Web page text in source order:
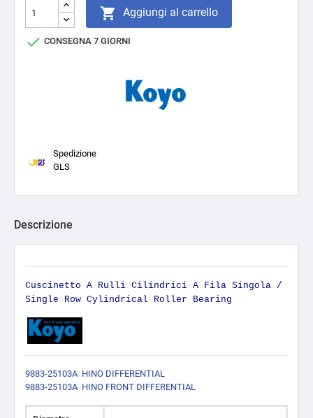
 Aggiungi al carrello
 CONSEGNA 7 GIORNI
Spedizione
GLS
Descrizione
Cuscinetto A Rulli Cilindrici A Fila Singola /
Single Row Cylindrical Roller Bearing
9883-25103A HINO DIFFERENTIAL
9883-25103A HINO FRONT DIFFERENTIAL